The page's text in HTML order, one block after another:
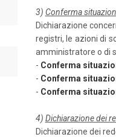
3) Conferma
Dichiarazione
registri, le azioni di
amministratore o di
- Conferma
- Conferma
- Conferma
4) Dichiarazione dei
Dichiarazione dei